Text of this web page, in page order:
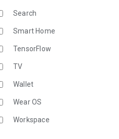
Search
Smart Home
TensorFlow
TV
Wallet
Wear OS
Workspace